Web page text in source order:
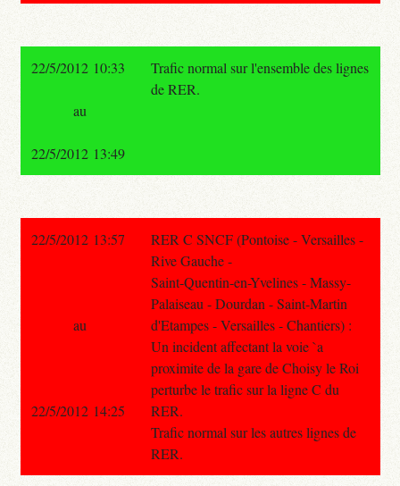
22/5/2012 10:33
Trafic normal sur l'ensemble des lignes
de RER.
au
22/5/2012 13:49
22/5/2012 13:57
RER C SNCF (Pontoise - Versailles -
Rive Gauche -
Saint-Quentin-en-Yvelines - Massy-
Palaiseau - Dourdan - Saint-Martin
d'Etampes - Versailles - Chantiers) :
Un incident affectant la voie `a
proximite de la gare de Choisy le Roi
perturbe le trafic sur la ligne C du
RER.
Trafic normal sur les autres lignes de
RER.
au
22/5/2012 14:25